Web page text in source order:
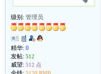
级别: 管理员
精华: 0
发帖: 512
威望: 512 点